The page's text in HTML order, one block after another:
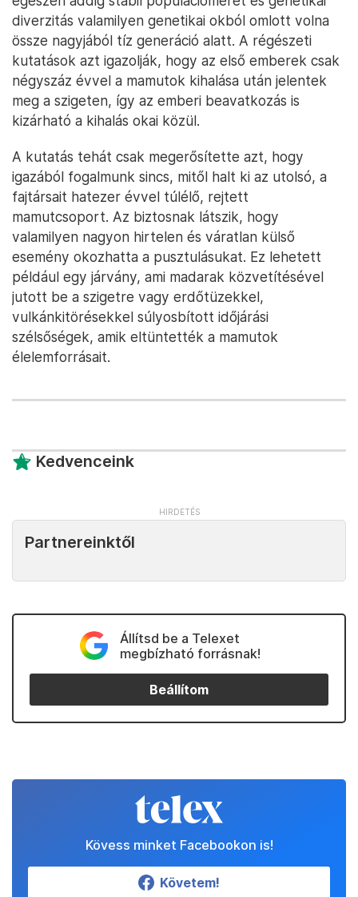
diverzitás valamilyen genetikai okból omlott volna
össze nagyjából tíz generáció alatt. A régészeti
kutatások azt igazolják, hogy az első emberek csak
négyszáz évvel a mamutok kihalása után jelentek
meg a szigeten, így az emberi beavatkozás is
kizárható a kihalás okai közül.
A kutatás tehát csak megerősítette azt, hogy
igazából fogalmunk sincs, mitől halt ki az utolsó, a
fajtársait hatezer évvel túlélő, rejtett
mamutcsoport. Az biztosnak látszik, hogy
valamilyen nagyon hirtelen és váratlan külső
esemény okozhatta a pusztulásukat. Ez lehetett
például egy járvány, ami madarak közvetítésével
jutott be a szigetre vagy erdőtüzekkel,
vulkánkitörésekkel súlyosbított időjárási
szélsőségek, amik eltüntették a mamutok
élelemforrásait.
Kedvenceink
Partnereinktől
Állítsd be a Telexet
megbízható forrásnak!
Beállítom
Kövess minket Facebookon is!
Követem!